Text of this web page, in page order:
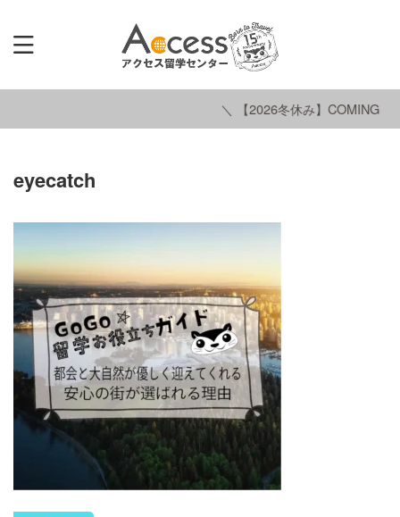
＼ 【2026冬休み】COMING
eyecatch